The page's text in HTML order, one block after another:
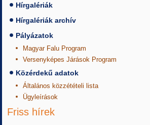
Hírgalériák
Hírgalériák archív
Pályázatok
Magyar Falu Program
Versenyképes Járások Program
Közérdekű adatok
Általános közzétételi lista
Ügyleírások
Friss hírek